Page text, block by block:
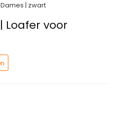
| zwart
Loafer voor